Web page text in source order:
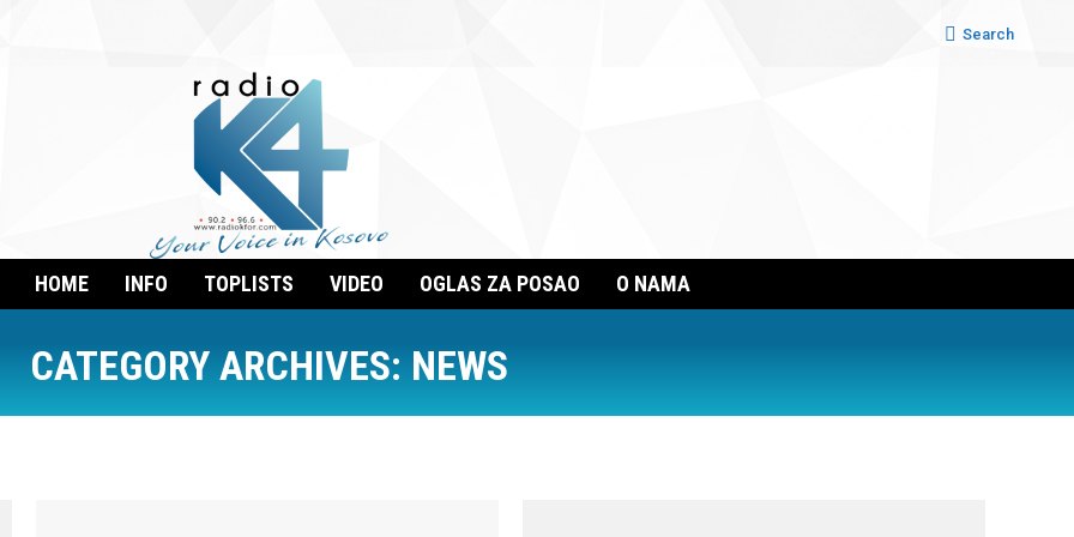
Search:
Search
HOME INFO TOPLISTS VIDEO OGLAS ZA POSAO O NAMA
CATEGORY ARCHIVES:NEWS